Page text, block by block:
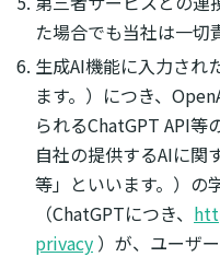
た場合でも当社は一切
生成AI機能に入力され
ます。）につき、
られるChatGPT API等
自社の提供するAIに関
等」といいます。）の
（ChatGPTにつき、
privacy ）が、ユーザ